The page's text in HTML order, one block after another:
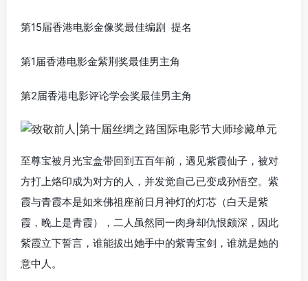
第15届香港电影金像奖最佳编剧 提名
第1届香港电影金紫荆奖最佳男主角
第2届香港电影评论学会奖最佳男主角
至尊宝被月光宝盒带回到五百年前，遇见紫霞仙子，被对
方打上烙印成为对方的人，并发觉自己已变成孙悟空。紫
霞与青霞本是如来佛祖座前日月神灯的灯芯（白天是紫
霞，晚上是青霞），二人虽然同一肉身却仇恨颇深，因此
紫霞立下誓言，谁能拔出她手中的紫青宝剑，谁就是她的
意中人。